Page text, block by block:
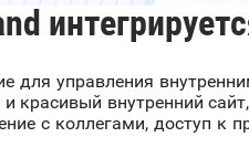
для управления
внутренний
с коллегами, доступ